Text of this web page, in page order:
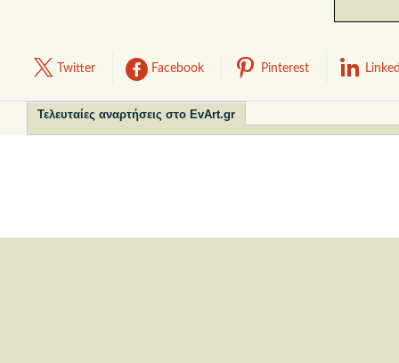
Twitter Facebook Pinterest
Τελευταίες αναρτήσεις στο EvArt.gr